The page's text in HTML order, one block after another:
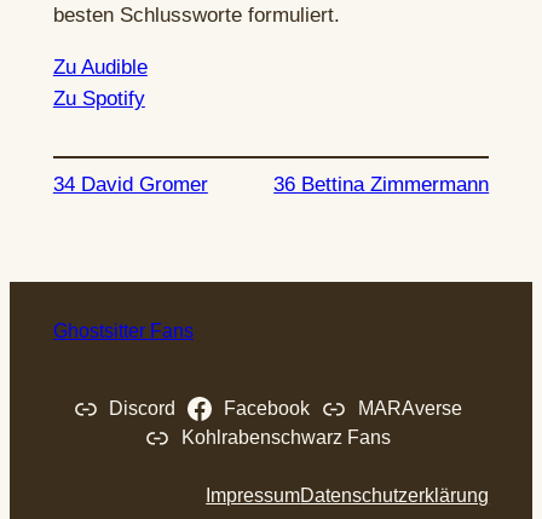
besten Schlussworte formuliert.
Zu Audible
Zu Spotify
34 David Gromer 36 Bettina Zimmermann
Ghostsitter Fans
Discord Facebook
MARAverse
Kohlrabenschwarz Fans
ImpressumDatenschutzerklärung